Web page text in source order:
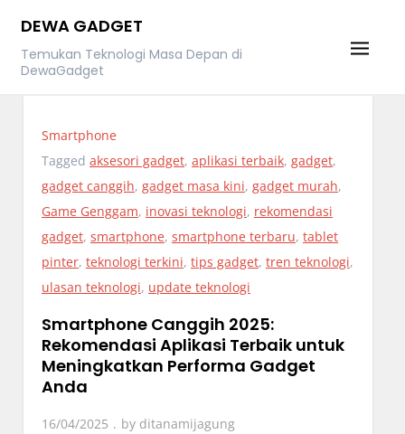
content
DEWA GADGET
Temukan Teknologi Masa Depan di
DewaGadget
Smartphone
Tagged aksesori gadget, aplikasi terbaik, gadget,
gadget canggih, gadget masa kini, gadget murah,
Game Genggam, inovasi teknologi, rekomendasi
gadget, smartphone, smartphone terbaru, tablet
pinter, teknologi terkini, tips gadget, tren teknologi,
ulasan teknologi, update teknologi
Smartphone Canggih 2025:
Rekomendasi Aplikasi Terbaik untuk
Meningkatkan Performa Gadget
Anda
16/04/2025 by ditanamijagung